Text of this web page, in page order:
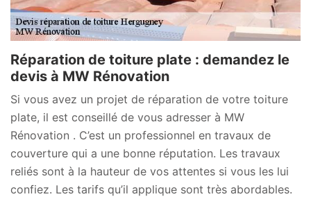
Réparation de toiture plate : demandez le
devis à MW Rénovation
Si vous avez un projet de réparation de votre toiture
plate, il est conseillé de vous adresser à MW
Rénovation . C’est un professionnel en travaux de
couverture qui a une bonne réputation. Les travaux
reliés sont à la hauteur de vos attentes si vous les lui
confiez. Les tarifs qu’il applique sont très abordables.